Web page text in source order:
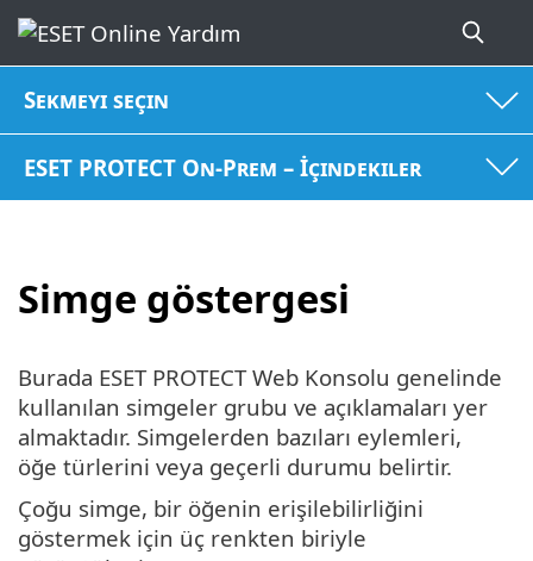
Sekmeyi seçin
ESET PROTECT On-Prem – İçindekiler
Simge göstergesi
Burada ESET PROTECT Web Konsolu genelinde
kullanılan simgeler grubu ve açıklamaları yer
almaktadır. Simgelerden bazıları eylemleri,
öğe türlerini veya geçerli durumu belirtir.
Çoğu simge, bir öğenin erişilebilirliğini
göstermek için üç renkten biriyle